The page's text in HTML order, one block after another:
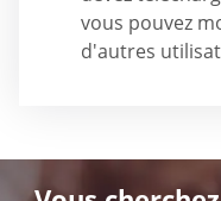
vous pouvez
d'autres